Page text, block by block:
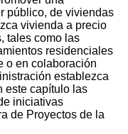
público, de viviendas
vivienda a precio
tales como las
residenciales
o en colaboración
establezca
este capítulo las
iniciativas
de Proyectos de la